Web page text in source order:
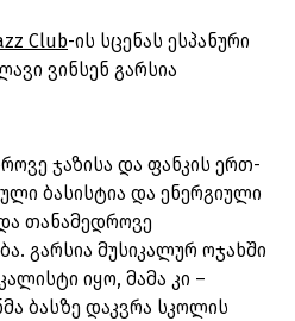
Club-ის სცენას ესპანური
ვინსენ გარსია
ჯაზისა და ფანკის ერთ-
ბასისტია და ენერგიული
თანამედროვე
გარსია მუსიკალურ ოჯახში
იყო, მამა კი –
ბასზე დაკვრა სკოლის